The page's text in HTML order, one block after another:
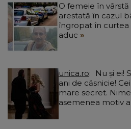
O femeie în
arestată în cazul
îngropat în curtea
aduc
unica.ro
ani de căsnicie!
mare secret.
asemenea motiv